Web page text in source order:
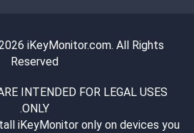
iKeyMonitor.com. All Rights
Reserved
INTENDED FOR LEGAL USES
ONLY.
iKeyMonitor only on devices you